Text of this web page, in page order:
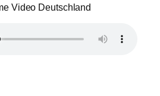
Video Deutschland